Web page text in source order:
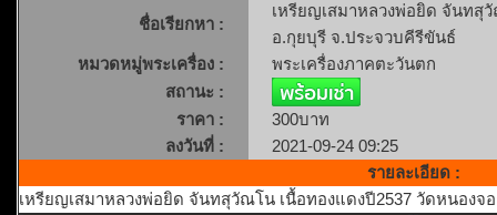
ชื่อเรียกหา :
เหรียญเสมาหลวงพ่อยิด จันทสุ
อ.กุยบุรี จ.ประจวบคีรีขันธ์
หมวดหมู่พระเครื่อง :
พระเครื่องภาคตะวันตก
สถานะ :
ราคา :
300บาท
ลงวันที่ :
2021-09-24 09:25
รายละเอียด :
เหรียญเสมาหลวงพ่อยิด จันทสุวัณโน เนื้อทองแดงปี2537 วัดหนองจ